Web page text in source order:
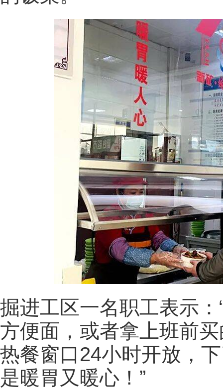
掘进工区一名职工表示
方便面，或者拿上班前
热餐窗口24小时开放，
是暖胃又暖心！”